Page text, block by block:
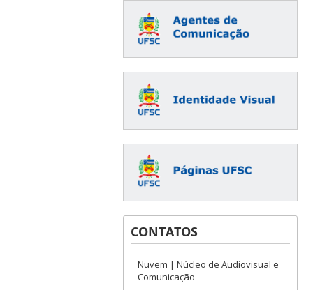
CONTATOS
Nuvem | Núcleo de Audiovisual e
Comunicação